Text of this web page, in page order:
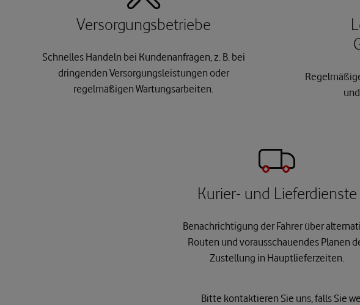
Versorgungsbetriebe
Schnelles Handeln bei Kundenanfragen, z. B. bei
dringenden Versorgungsleistungen oder
regelmäßigen Wartungsarbeiten.
Kurier- und Lieferdienste
Benachrichtigung der Fahrer über
Routen und vorausschauendes Planen
Zustellung in Hauptlieferzeiten.
Bitte kontaktieren Sie uns, falls Sie